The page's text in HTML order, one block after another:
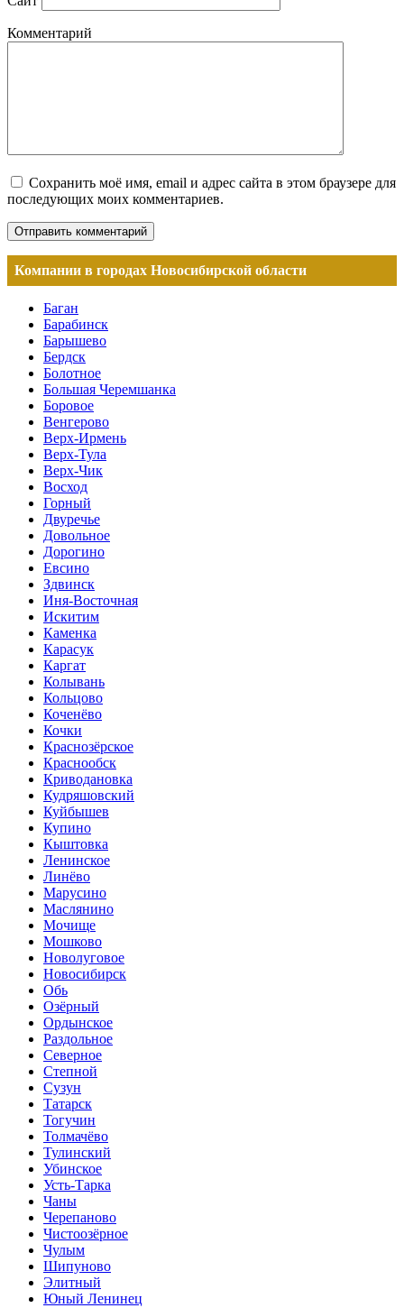
Комментарий
Сохранить моё имя, email и адрес сайта в этом браузере для
последующих моих комментариев.
Компании в городах Новосибирской области
Баган
Барабинск
Барышево
Бердск
Болотное
Большая Черемшанка
Боровое
Венгерово
Верх-Ирмень
Верх-Тула
Верх-Чик
Восход
Горный
Двуречье
Довольное
Дорогино
Евсино
Здвинск
Иня-Восточная
Искитим
Каменка
Карасук
Каргат
Колывань
Кольцово
Коченёво
Кочки
Краснозёрское
Краснообск
Криводановка
Кудряшовский
Куйбышев
Купино
Кыштовка
Ленинское
Линёво
Марусино
Маслянино
Мочище
Мошково
Новолуговое
Новосибирск
Обь
Озёрный
Ордынское
Раздольное
Северное
Степной
Сузун
Татарск
Тогучин
Толмачёво
Тулинский
Убинское
Усть-Тарка
Чаны
Черепаново
Чистоозёрное
Чулым
Шипуново
Элитный
Юный Ленинец